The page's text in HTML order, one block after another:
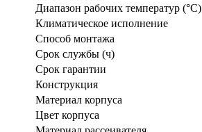
Диапазон рабочих температур (°С)
Климатическое исполнение
Способ монтажа
Срок службы (ч)
Срок гарантии
Конструкция
Материал корпуса
Цвет корпуса